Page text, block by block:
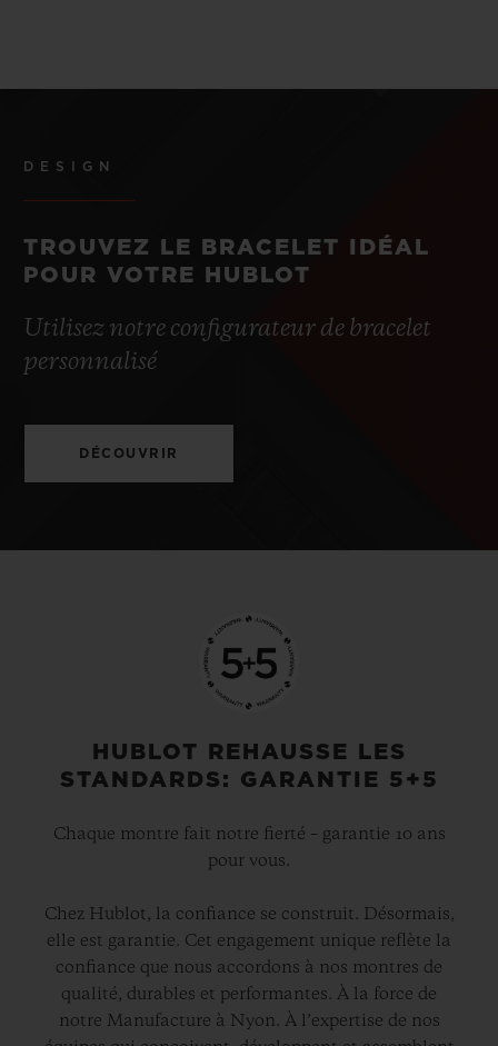
DESIGN
TROUVEZ LE BRACELET IDÉAL
POUR VOTRE HUBLOT
Utilisez notre configurateur de bracelet
personnalisé
DÉCOUVRIR
HUBLOT REHAUSSE LES
STANDARDS: GARANTIE 5+5
Chaque montre fait notre fierté – garantie 10 ans
pour vous.
Chez Hublot, la confiance se construit. Désormais,
elle est garantie. Cet engagement unique reflète la
confiance que nous accordons à nos montres de
qualité, durables et performantes. À la force de
notre Manufacture à Nyon. À l’expertise de nos